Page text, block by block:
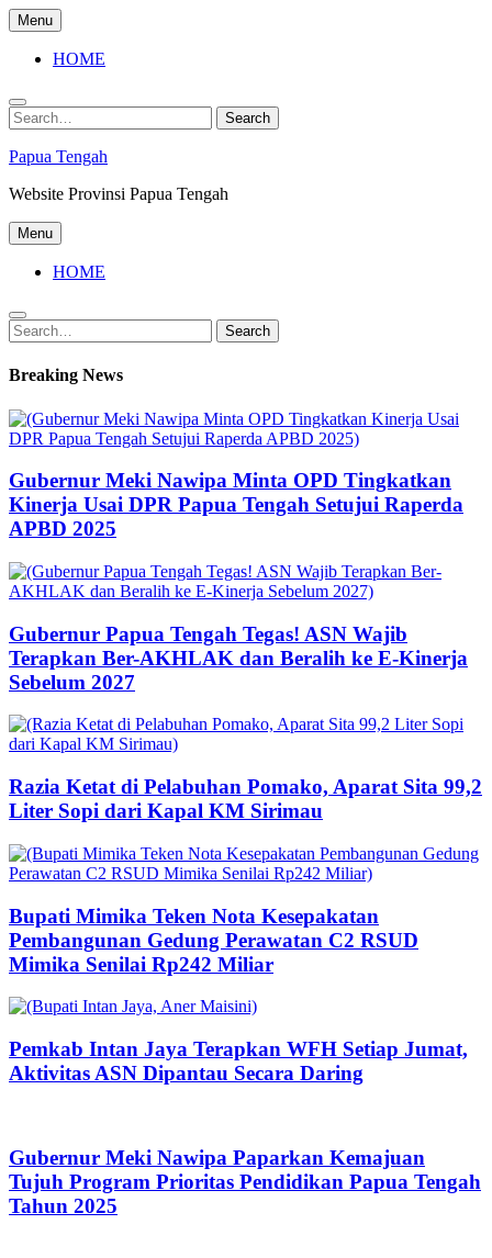
Skip
to
content
Menu
HOME
Search
for:
Search
Papua Tengah
Website Provinsi Papua Tengah
Menu
HOME
Search
for:
Search
Breaking News
Gubernur Meki Nawipa Minta OPD Tingkatkan
Kinerja Usai DPR Papua Tengah Setujui Raperda
APBD 2025
Gubernur Papua Tengah Tegas! ASN Wajib
Terapkan Ber-AKHLAK dan Beralih ke E-Kinerja
Sebelum 2027
Razia Ketat di Pelabuhan Pomako, Aparat Sita 99,2
Liter Sopi dari Kapal KM Sirimau
Bupati Mimika Teken Nota Kesepakatan
Pembangunan Gedung Perawatan C2 RSUD
Mimika Senilai Rp242 Miliar
Pemkab Intan Jaya Terapkan WFH Setiap Jumat,
Aktivitas ASN Dipantau Secara Daring
Gubernur Meki Nawipa Paparkan Kemajuan
Tujuh Program Prioritas Pendidikan Papua Tengah
Tahun 2025